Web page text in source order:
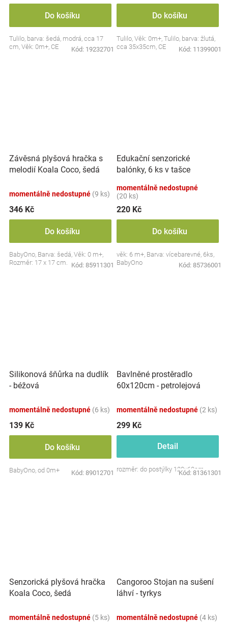
Do košíku
Tulilo, barva: šedá, modrá, cca 17
cm, Věk: 0m+, CE
Kód: 19232701
Do košíku
Tulilo, Věk: 0m+, Tulilo, barva: žlutá,
cca 35x35cm, CE
Kód: 11399001
Závěsná plyšová hračka s
melodií Koala Coco, šedá
momentálně nedostupné (9 ks)
346 Kč
Do košíku
BabyOno, Barva: šedá, Věk: 0 m+,
Rozměr: 17 x 17 cm.
Kód: 85911301
Edukační senzorické
balónky, 6 ks v tašce
momentálně nedostupné
(20 ks)
220 Kč
Do košíku
věk: 6 m+, Barva: vícebarevné, 6ks,
BabyOno
Kód: 85736001
Silikonová šňůrka na dudlík
- béžová
momentálně nedostupné (6 ks)
139 Kč
Do košíku
BabyOno, od 0m+ Kód: 89012701
Bavlněné prostěradlo
60x120cm - petrolejová
momentálně nedostupné (2 ks)
299 Kč
Detail
rozměr: do postýlky 120x60cm
Kód: 81361301
Senzorická plyšová hračka
Koala Coco, šedá
momentálně nedostupné (5 ks)
Cangoroo Stojan na sušení
láhví - tyrkys
momentálně nedostupné (4 ks)